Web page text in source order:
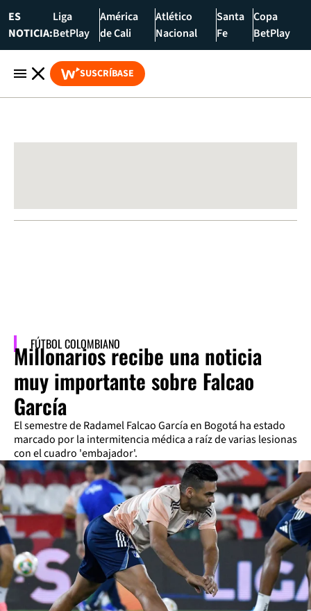
ES
NOTICIA:
Liga
BetPlay
América
de Cali
Atlético
Nacional
Santa
Fe
Copa
BetPlay
SUSCRÍBASE
FÚTBOL COLOMBIANO
Millonarios recibe una noticia
muy importante sobre Falcao
García
El semestre de Radamel Falcao García en Bogotá ha estado
marcado por la intermitencia médica a raíz de varias lesionas
con el cuadro 'embajador'.